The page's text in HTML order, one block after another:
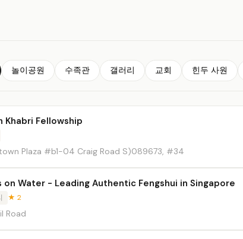
놀이공원 수족관 갤러리 교회 힌두 사원
Khabri Fellowship
Plaza #b1-04 Craig Road S)089673, #34
on Water - Leading Authentic Fengshui in Singapore
★ 2
Road